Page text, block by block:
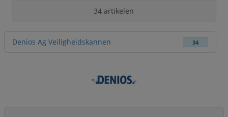
34 artikelen
Denios Ag Veiligheidskannen 34